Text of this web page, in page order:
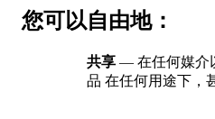
您可以自由地：
共享 — 在任何媒介
品 在任何用途下，